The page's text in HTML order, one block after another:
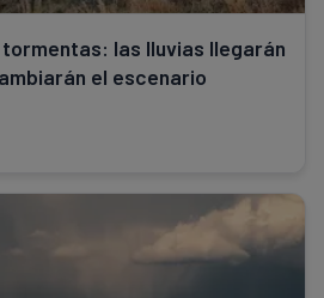
las lluvias llegarán
el escenario